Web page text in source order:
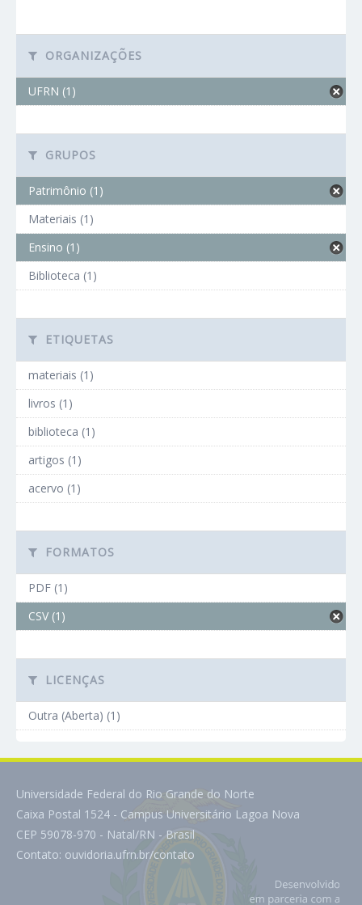
ORGANIZAÇÕES
UFRN (1)
GRUPOS
Patrimônio (1)
Materiais (1)
Ensino (1)
Biblioteca (1)
ETIQUETAS
materiais (1)
livros (1)
biblioteca (1)
artigos (1)
acervo (1)
FORMATOS
PDF (1)
CSV (1)
LICENÇAS
Outra (Aberta) (1)
Universidade Federal do Rio Grande do Norte
Caixa Postal 1524 - Campus Universitário Lagoa Nova
CEP 59078-970 - Natal/RN - Brasil
Contato: ouvidoria.ufrn.br/contato